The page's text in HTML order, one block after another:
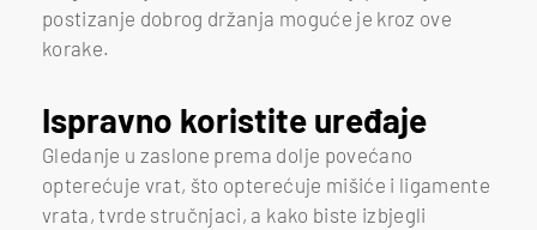
postizanje dobrog držanja moguće je kroz ove
korake.
Ispravno koristite uređaje
Gledanje u zaslone prema dolje povećano
opterećuje vrat, što opterećuje mišiće i ligamente
vrata, tvrde stručnjaci, a kako biste izbjegli